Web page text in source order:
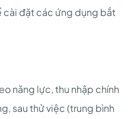
cài đặt các ứng dụng bắt
năng lực, thu nhập chính
sau thử việc (trung bình